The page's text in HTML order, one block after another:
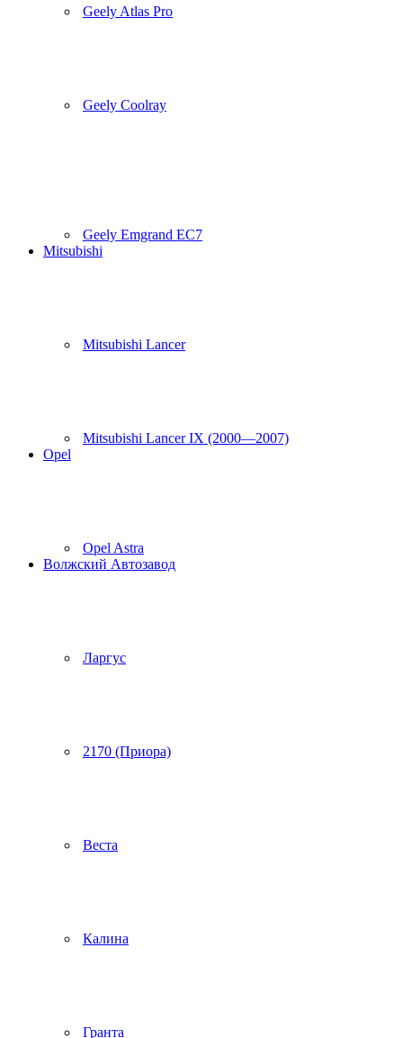
Geely Atlas Pro
Geely Coolray
Geely Emgrand EC7
Mitsubishi
Mitsubishi Lancer
Mitsubishi Lancer IX (2000—2007)
Opel
Opel Astra
Волжский Автозавод
Ларгус
2170 (Приора)
Веста
Калина
Гранта